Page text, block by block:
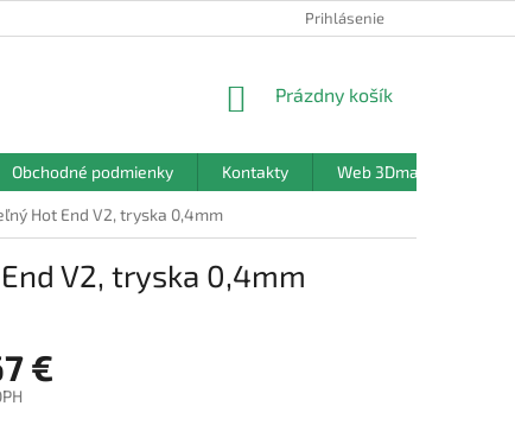
OSOBNÝCH ÚDAJOV Prihlásenie
NÁKUPNÝ
Prázdny košík
Obchodné podmienky Kontakty Web 3Dmanufaktura.sk
Hot End V2, tryska 0,4mm
V2, tryska 0,4mm
€